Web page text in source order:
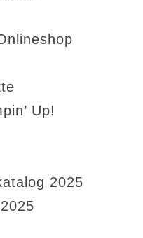
Up!
2025